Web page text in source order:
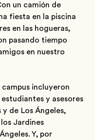
un camión de
fiesta en la piscina
en las hogueras,
pasando tiempo
en nuestro
incluyeron
y asesores
de Los Ángeles,
Jardines
Y, por